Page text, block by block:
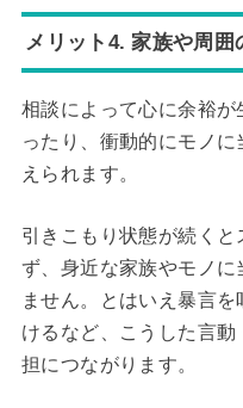
メリット4. 家族や周
相談によって心に余裕
ったり、衝動的にモノ
えられます。
引きこもり状態が続く
ず、身近な家族やモノに
ません。とはいえ暴言
けるなど、こうした言
担につながります。